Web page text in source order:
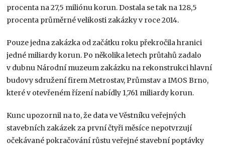
procenta na 27,5 miliónu korun. Dostala se tak na 128,5
procenta průměrné velikosti zakázky v roce 2014.
Pouze jedna zakázka od začátku roku překročila hranici
jedné miliardy korun. Po několika letech průtahů zadalo
v dubnu Národní muzeum zakázku na rekonstrukci hlavní
budovy sdružení firem Metrostav, Průmstav a IMOS Brno,
které v otevřeném řízení nabídly 1,761 miliardy korun.
Kunc upozornil na to, že data ve Věstníku veřejných
stavebních zakázek za první čtyři měsíce nepotvrzují
očekávané pokračování růstu veřejné stavební poptávky